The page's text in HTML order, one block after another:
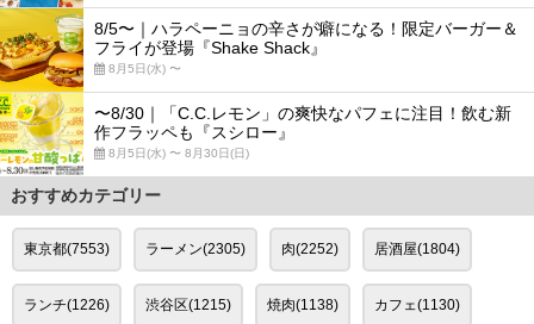
8/5〜｜ハラペーニョの辛さが癖になる！限定バーガー＆
フライが登場『Shake Shack』
8月5日(水) 〜
〜8/30｜「C.C.レモン」の爽快なパフェに注目！飲む新
作フラッペも『スシロー』
8月5日(水) 〜 8月30日(日)
おすすめカテゴリー
東京都(7553) ラーメン(2305) 肉(2252) 居酒屋(1804)
ランチ(1226) 渋谷区(1215) 焼肉(1138) カフェ(1130)